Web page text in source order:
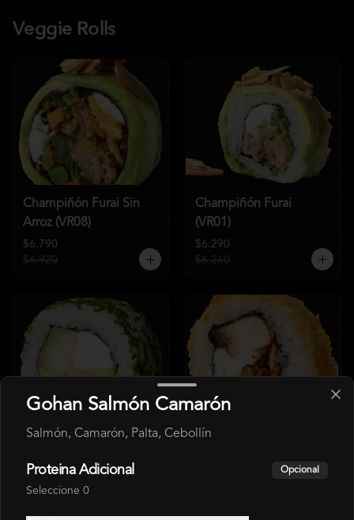
Veggie Rolls
Champiñón Furai Sin
Arroz (VR08)
$6.790
$6.920
Champiñón Furai
(VR01)
$6.290
$6.260
Pepino Ciboulette
$6.040
Hot Champiñón (VR02)
Gohan Salmón Camarón
Salmón, Camarón, Palta, Cebollín
Proteina Adicional Opcional
Seleccione 0